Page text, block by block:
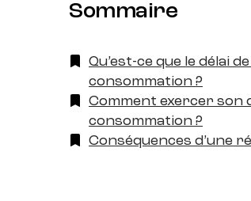
Sommaire
Qu’est-ce que le délai
consommation ?
Comment exercer
consommation ?
Conséquences d’une